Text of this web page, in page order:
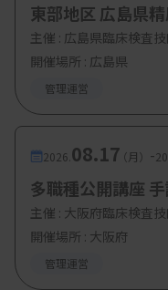
アドバイザー： 日
院）、喜古雄一郎
・ホルマリン管理
材株式会社）
【参加費・定員など
・参加費：500
・対 象：会員のみ
東部地区 広島県
主催 : 広島県臨床検査
開催場所 : 広島県
管理運営
2026. 08.17（月） -
多職種公開講座
主催 : 大阪府臨床検査
開催場所 : 大阪府
管理運営